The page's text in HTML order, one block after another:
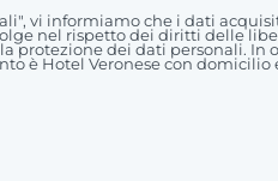
vi informiamo che i dati
nel rispetto dei diritti delle
protezione dei dati personali.
è Hotel Veronese con domicilio